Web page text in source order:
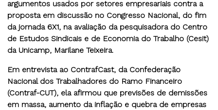
argumentos usados por setores empresariais contra a
proposta em discussão no Congresso Nacional, do fim
da jornada 6X1, na avaliação da pesquisadora do Centro
de Estudos Sindicais e de Economia do Trabalho (Cesit)
da Unicamp, Marilane Teixeira.
Em entrevista ao ContrafCast, da Confederação
Nacional dos Trabalhadores do Ramo Financeiro
(Contraf-CUT), ela afirmou que previsões de demissões
em massa, aumento da inflação e quebra de empresas